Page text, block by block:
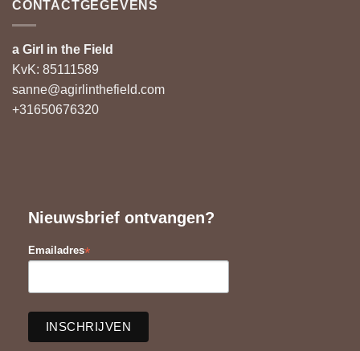
CONTACTGEGEVENS
a Girl in the Field
KvK: 85111589
sanne@agirlinthefield.com
+31650676320
Nieuwsbrief ontvangen?
Emailadres*